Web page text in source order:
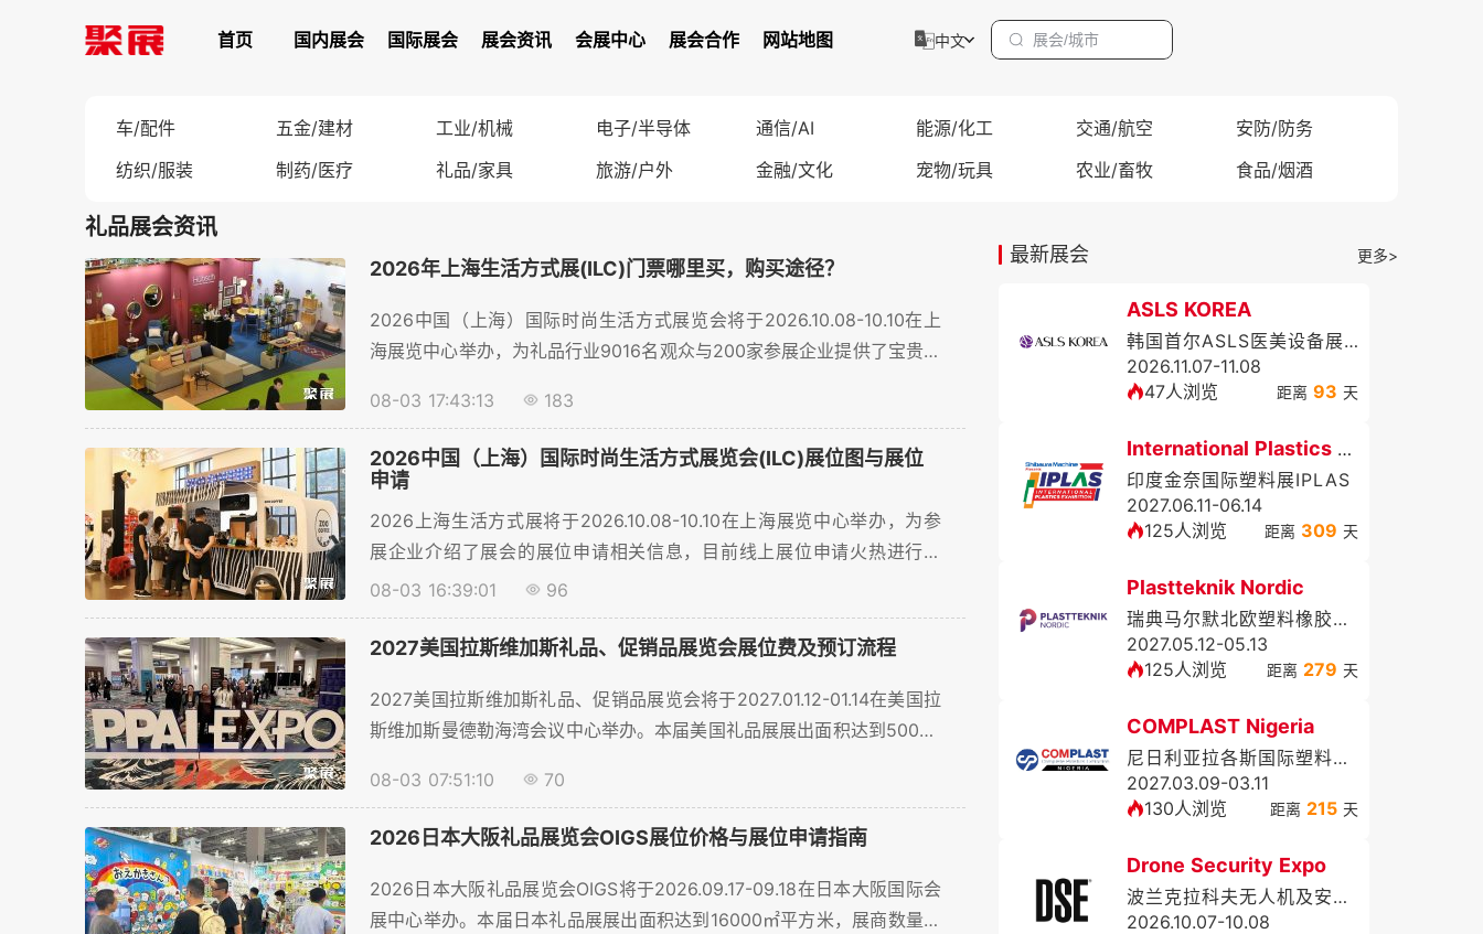
首页 国内展会 国际展会 展会资讯 会展中心 展会合作 网站地图 中文
车/配件 五金/建材 工业/机械 电子/半导体 通信/AI 能源/化工 交通/航空
安防/防务
纺织/服装
制药/医疗 礼品/家具 旅游/户外 金融/文化 宠物/玩具 农业/畜牧 食品/烟酒
礼品展会资讯
2026年上海生活方式展(ILC)门票哪里买，购买途径？
2026中国（上海）国际时尚生活方式展览会将于2026.10.08-10.10在上
海展览中心举办，为礼品行业9016名观众与200家参展企业提供了宝贵的
08-03 17:43:13
183
2026中国（上海）国际时尚生活方式展览会(ILC)展位图与展位
申请
2026上海生活方式展将于2026.10.08-10.10在上海展览中心举办，为参
展企业介绍了展会的展位申请相关信息，目前线上展位申请火热进行中
~。...
08-03 16:39:01 96
2027美国拉斯维加斯礼品、促销品展览会展位费及预订流程
2027美国拉斯维加斯礼品、促销品展览会将于2027.01.12-01.14在美国拉
斯维加斯曼德勒海湾会议中心举办。本届美国礼品展展出面积达到50000
场。为了帮助礼品行业参展商顺利预订展位，聚展网为您提供展位价格、
展位预订等服务。。...
08-03 07:51:10 70
2026日本大阪礼品展览会OIGS展位价格与展位申请指南
2026日本大阪礼品展览会OIGS将于2026.09.17-09.18在日本大阪国际会
展中心举办。本届日本礼品展展出面积达到16000㎡平方米，展商数量预
最新展会 更多>
ASLS KOREA
韩国首尔ASLS医美设备展览会暨学术大会（秋季）
2026.11.07-11.08
47人浏览
距离 93 天
International Plastics Exhibition
印度金奈国际塑料展IPLAS
2027.06.11-06.14
125人浏览
距离 309 天
Plastteknik Nordic
瑞典马尔默北欧塑料橡胶展览会
2027.05.12-05.13
125人浏览
距离 279 天
COMPLAST Nigeria
尼日利亚拉各斯国际塑料展览会
2027.03.09-03.11
130人浏览
距离 215 天
Drone Security Expo
波兰克拉科夫无人机及安防展DSE
2026.10.07-10.08